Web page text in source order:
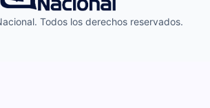
Todos los derechos reservados.